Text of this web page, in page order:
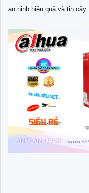
an ninh hiệu quả và tin cậy.